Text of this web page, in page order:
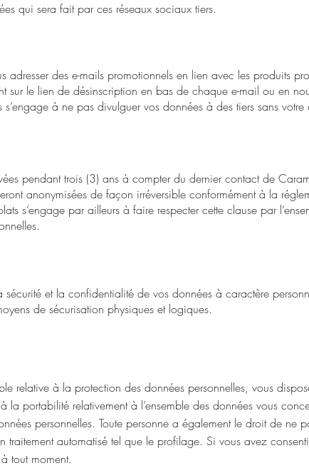
qui sera fait par ces réseaux sociaux tiers.
adresser des e-mails promotionnels en lien avec les produits
sur le lien de désinscription en bas de chaque e-mail ou en
s’engage à ne pas divulguer vos données à des tiers sans votre
pendant trois (3) ans à compter du dernier contact de
anonymisées de façon irréversible conformément à la
s’engage par ailleurs à faire respecter cette clause par
sécurité et la confidentialité de vos données à caractère
de sécurisation physiques et logiques.
relative à la protection des données personnelles, vous
la portabilité relativement à l’ensemble des données vous
personnelles. Toute personne a également le droit de ne
traitement automatisé tel que le profilage. Si vous avez
tout moment.